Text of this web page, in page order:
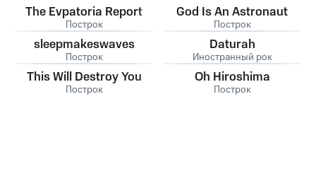
The Evpatoria Report
Построк
God Is An Astronaut
Построк
sleepmakeswaves
Построк
Daturah
Иностранный рок
This Will Destroy You
Построк
Oh Hiroshima
Построк